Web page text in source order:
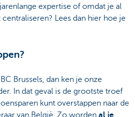
expertise of omdat je al
Lees dan hier hoe je
Brussels, dan ken je onze
In dat geval is de grootste troef
kunt overstappen naar de
van België. Zo worden al je